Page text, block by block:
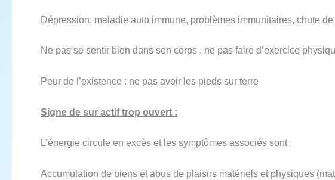
Dépression, maladie auto immune, problèmes immunitaires, chute
Ne pas se sentir bien dans son corps , ne pas faire d’exercice
Peur de l’existence : ne pas avoir les pieds sur terre
Signe de sur actif trop ouvert :
L’énergie circule en excès et les symptômes associés sont :
Accumulation de biens et abus de plaisirs matériels et physiques